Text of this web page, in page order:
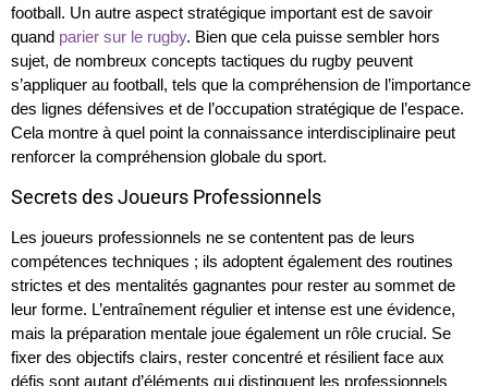
football. Un autre aspect stratégique important est de savoir
quand parier sur le rugby. Bien que cela puisse sembler hors
sujet, de nombreux concepts tactiques du rugby peuvent
s’appliquer au football, tels que la compréhension de l’importance
des lignes défensives et de l’occupation stratégique de l’espace.
Cela montre à quel point la connaissance interdisciplinaire peut
renforcer la compréhension globale du sport.
Secrets des Joueurs Professionnels
Les joueurs professionnels ne se contentent pas de leurs
compétences techniques ; ils adoptent également des routines
strictes et des mentalités gagnantes pour rester au sommet de
leur forme. L’entraînement régulier et intense est une évidence,
mais la préparation mentale joue également un rôle crucial. Se
fixer des objectifs clairs, rester concentré et résilient face aux
défis sont autant d’éléments qui distinguent les professionnels